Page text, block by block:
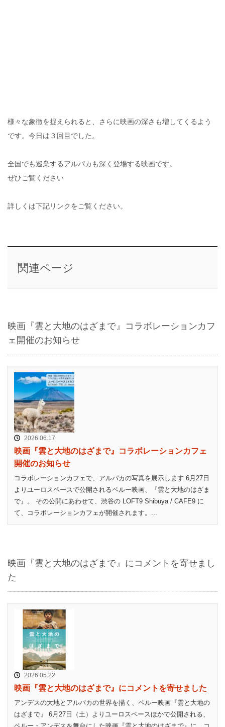
様々な象徴を捉えられると、さらに映画の深さも増してくるよう
です。今日は３回目でした。
全国でも巡業するアルパカも深く登場する映画です。
ぜひご覧ください
詳しくは下記リンクをご覧ください。
関連ページ
映画『雲と大地のはざまで』コラボレーションカフ
ェ開催のお知らせ
2026.06.17
映画『雲と大地のはざまで』コラボレーションカフェ
開催のお知らせ
コラボレーションカフェで、アルパカの写真を展示します 6月27日
よりユーロスペースで公開されるペルー映画、『雲と大地のはざま
で』。 その公開にあわせて、渋谷の LOFT9 Shibuya / CAFE9 に
て、コラボレーションカフェが開催されます。...
映画『雲と大地のはざまで』にコメントを寄せまし
た
2026.05.22
映画『雲と大地のはざまで』にコメントを寄せました
アンデスの大地とアルパカの世界を描く、ペルー映画『雲と大地の
はざまで』 6月27日（土）よりユーロスペースほかで公開される、
ペルー・アンデスを舞台にした映画『雲と大地のはざまで』に、コ